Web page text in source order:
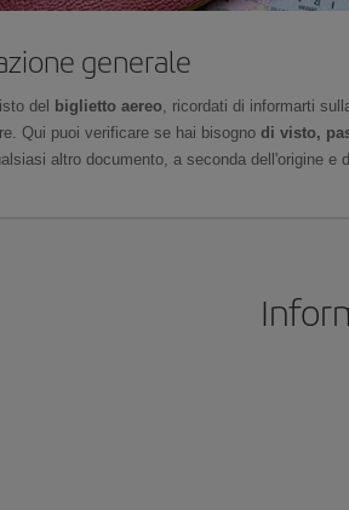
generale
del biglietto aereo , ricordati di informarti
Qui puoi verificare se hai bisogno di visto,
altro documento, a seconda dell'origine e